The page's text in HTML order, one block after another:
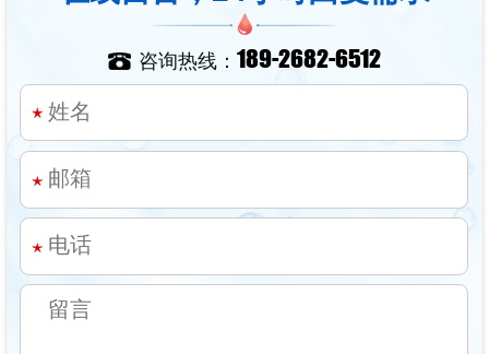
咨询热线： 189-2682-6512